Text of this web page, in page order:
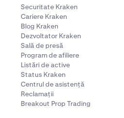
Securitate Kraken
Cariere Kraken
Blog Kraken
Dezvoltator Kraken
Sală de presă
Program de afiliere
Listări de active
Status Kraken
Centrul de asistență
Reclamații
Breakout Prop Trading